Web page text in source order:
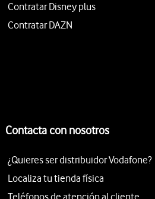
Contratar Disney plus
Contratar DAZN
Contacta con nosotros
¿Quieres ser distribuidor Vodafone?
Localiza tu tienda física
Teléfonos de atención al cliente